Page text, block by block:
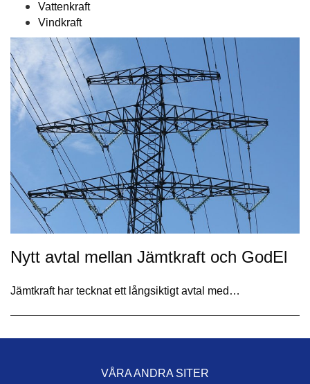
Vattenkraft
Vindkraft
Nytt avtal mellan Jämtkraft och GodEl
Jämtkraft har tecknat ett långsiktigt avtal med…
VÅRA ANDRA SITER